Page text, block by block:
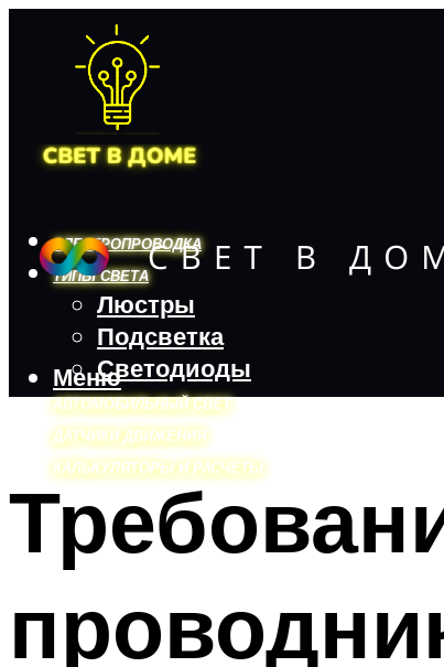
ЭЛЕКТРОПРОВОДКА
ТИПЫ СВЕТА
Люстры
Подсветка
Светодиоды
АВТОМОБИЛЬНЫЙ СВЕТ
ДАТЧИКИ ДВИЖЕНИЯ
КАЛЬКУЛЯТОРЫ И РАСЧЕТЫ
Меню
Меню